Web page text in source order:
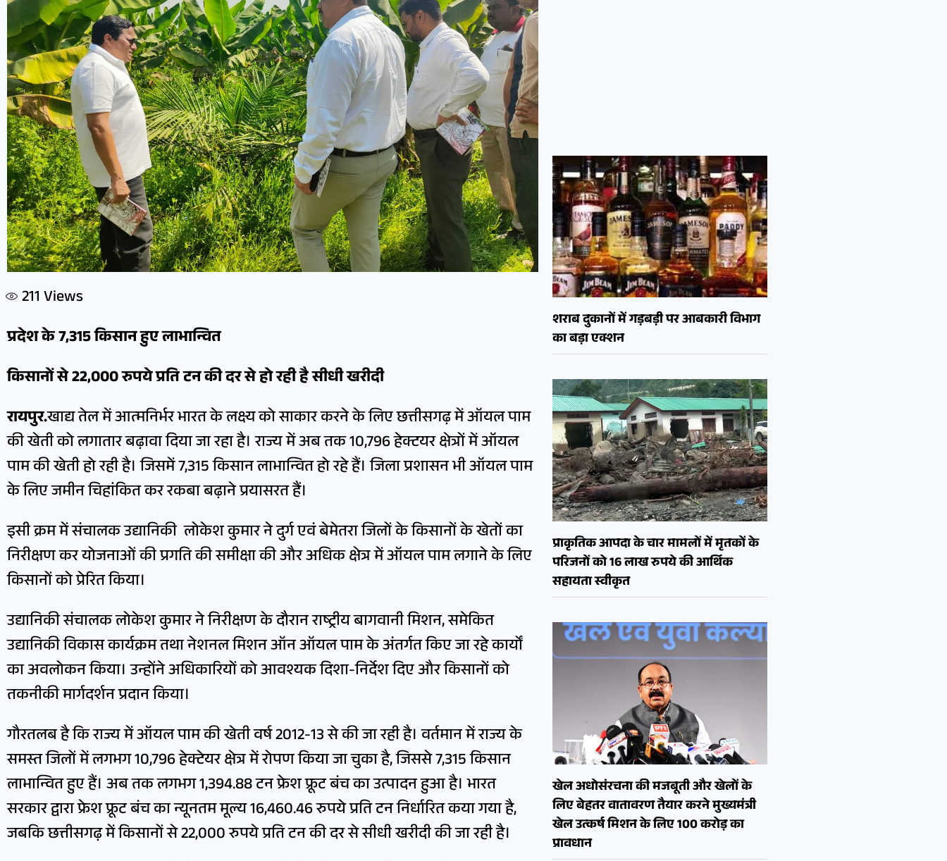
211Views
प्रदेश के 7,315 किसान हुए लाभान्वित
किसानों से 22,000 रुपये प्रति टन की दर से हो रही है सीधी खरीदी
रायपुर.खाद्य तेल में आत्मनिर्भर भारत के लक्ष्य को साकार करने के लिए छत्तीसगढ़ में ऑयल पाम
की खेती को लगातार बढ़ावा दिया जा रहा है। राज्य में अब तक 10,796 हेक्टयर क्षेत्रों में ऑयल
पाम की खेती हो रही है। जिसमें 7,315 किसान लाभान्वित हो रहे हैं। जिला प्रशासन भी ऑयल पाम
के लिए जमीन चिहांकित कर रकबा बढ़ाने प्रयासरत हैं।
इसी क्रम में संचालक उद्यानिकी लोकेश कुमार ने दुर्ग एवं बेमेतरा जिलों के किसानों के खेतों का
निरीक्षण कर योजनाओं की प्रगति की समीक्षा की और अधिक क्षेत्र में ऑयल पाम लगाने के लिए
किसानों को प्रेरित किया।
उद्यानिकी संचालक लोकेश कुमार ने निरीक्षण के दौरान राष्ट्रीय बागवानी मिशन, समेकित
उद्यानिकी विकास कार्यक्रम तथा नेशनल मिशन ऑन ऑयल पाम के अंतर्गत किए जा रहे कार्यों
का अवलोकन किया। उन्होंने अधिकारियों को आवश्यक दिशा-निर्देश दिए और किसानों को
तकनीकी मार्गदर्शन प्रदान किया।
गौरतलब है कि राज्य में ऑयल पाम की खेती वर्ष 2012-13 से की जा रही है। वर्तमान में राज्य के
समस्त जिलों में लगभग 10,796 हेक्टेयर क्षेत्र में रोपण किया जा चुका है, जिससे 7,315 किसान
लाभान्वित हुए हैं। अब तक लगभग 1,394.88 टन फ्रेश फ्रूट बंच का उत्पादन हुआ है। भारत
सरकार द्वारा फ्रेश फ्रूट बंच का न्यूनतम मूल्य 16,460.46 रुपये प्रति टन निर्धारित कया गया है,
जबकि छत्तीसगढ़ में किसानों से 22,000 रुपये प्रति टन की दर से सीधी खरीदी की जा रही है।
शराब दुकानों में गड़बड़ी पर आबकारी विभाग
का बड़ा एक्शन
प्राकृतिक आपदा के चार मामलों में मृतकों के
परिजनों को 16 लाख रुपये की आर्थिक
सहायता स्वीकृत
खेल अधोसंरचना की मजबूती और खेलों के
लिए बेहतर वातावरण तैयार करने मुख्यमंत्री
खेल उत्कर्ष मिशन के लिए 100 करोड़ का
प्रावधान